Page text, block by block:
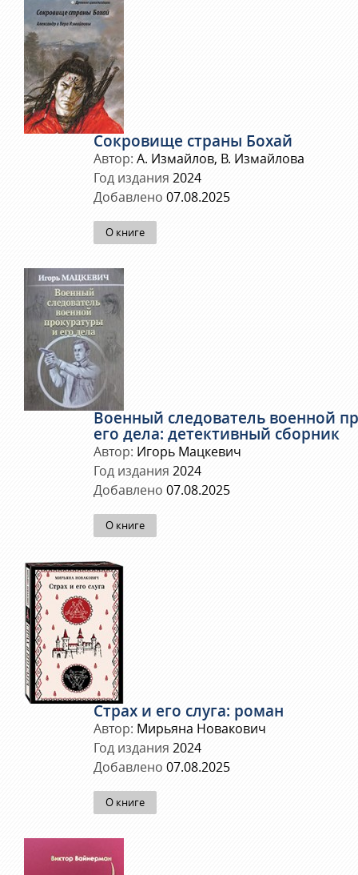
Сокровище страны Бохай
Автор: А. Измайлов, В. Измайлова
Год издания 2024
Добавлено 07.08.2025
О книге
Военный следователь военной
его дела: детективный сборник
Автор: Игорь Мацкевич
Год издания 2024
Добавлено 07.08.2025
О книге
Страх и его слуга: роман
Автор: Мирьяна Новакович
Год издания 2024
Добавлено 07.08.2025
О книге